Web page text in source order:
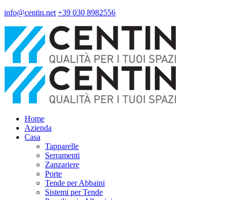
info@centin.net +39 030 8982556
Home
Azienda
Casa
Tapparelle
Serramenti
Zanzariere
Porte
Tende per Abbaini
Sistemi per Tende